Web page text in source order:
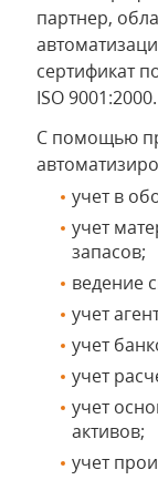
партнер,
сертификат
ISO 9001:2000.
С помощью
учет в
учет
запасов;
ведение
учет
учет
учет
учет
активов;
учет